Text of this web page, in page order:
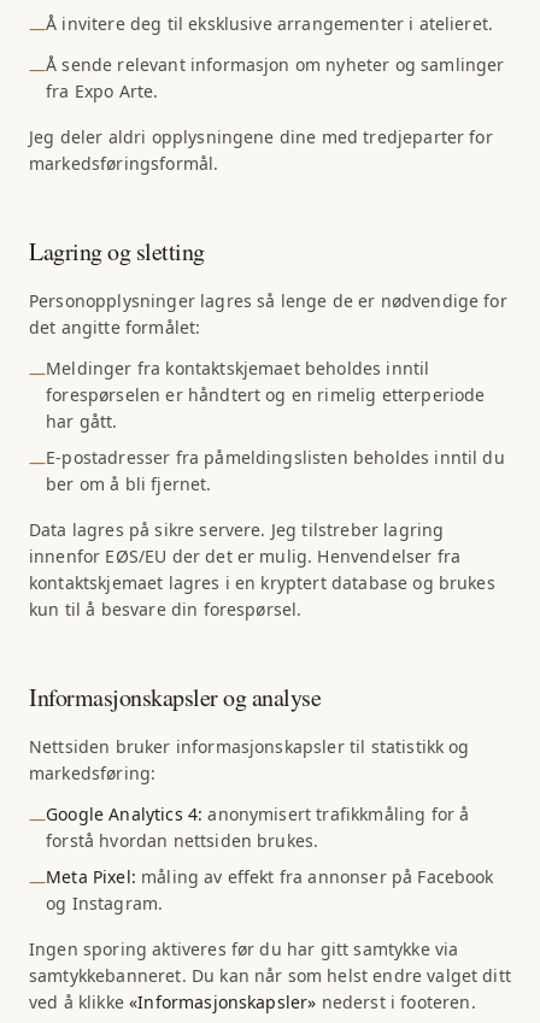
—Å invitere deg til eksklusive arrangementer i atelieret.
—Å sende relevant informasjon om nyheter og samlinger
fra Expo Arte.
Jeg deler aldri opplysningene dine med tredjeparter for
markedsføringsformål.
Lagring og sletting
Personopplysninger lagres så lenge de er nødvendige for
det angitte formålet:
—Meldinger fra kontaktskjemaet beholdes inntil
forespørselen er håndtert og en rimelig etterperiode
har gått.
—E-postadresser fra påmeldingslisten beholdes inntil du
ber om å bli fjernet.
Data lagres på sikre servere. Jeg tilstreber lagring
innenfor EØS/EU der det er mulig. Henvendelser fra
kontaktskjemaet lagres i en kryptert database og brukes
kun til å besvare din forespørsel.
Informasjonskapsler og analyse
Nettsiden bruker informasjonskapsler til statistikk og
markedsføring:
—Google Analytics 4: anonymisert trafikkmåling for å
forstå hvordan nettsiden brukes.
—Meta Pixel: måling av effekt fra annonser på Facebook
og Instagram.
Ingen sporing aktiveres før du har gitt samtykke via
samtykkebanneret. Du kan når som helst endre valget ditt
ved å klikke«Informasjonskapsler» nederst i footeren.